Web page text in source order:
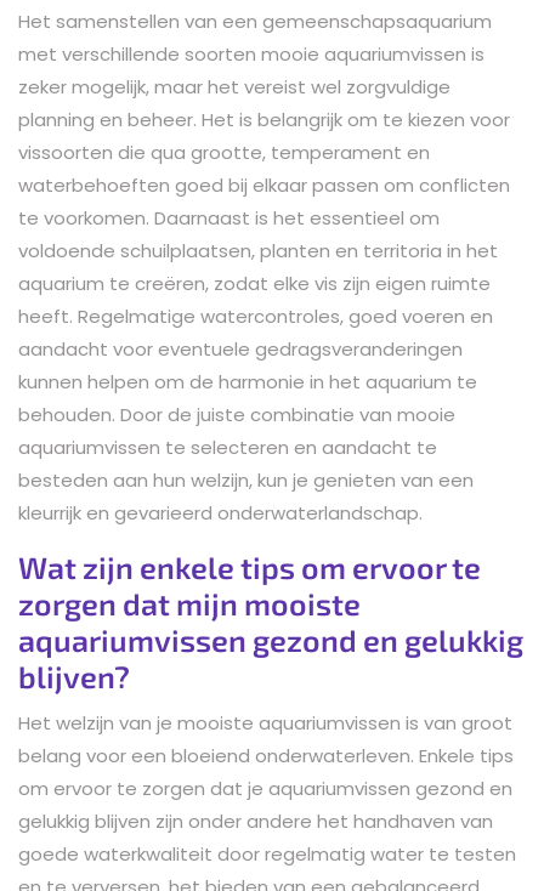
Het samenstellen van een gemeenschapsaquarium
met verschillende soorten mooie aquariumvissen is
zeker mogelijk, maar het vereist wel zorgvuldige
planning en beheer. Het is belangrijk om te kiezen voor
vissoorten die qua grootte, temperament en
waterbehoeften goed bij elkaar passen om conflicten
te voorkomen. Daarnaast is het essentieel om
voldoende schuilplaatsen, planten en territoria in het
aquarium te creëren, zodat elke vis zijn eigen ruimte
heeft. Regelmatige watercontroles, goed voeren en
aandacht voor eventuele gedragsveranderingen
kunnen helpen om de harmonie in het aquarium te
behouden. Door de juiste combinatie van mooie
aquariumvissen te selecteren en aandacht te
besteden aan hun welzijn, kun je genieten van een
kleurrijk en gevarieerd onderwaterlandschap.
Wat zijn enkele tips om ervoor te
zorgen dat mijn mooiste
aquariumvissen gezond en gelukkig
blijven?
Het welzijn van je mooiste aquariumvissen is van groot
belang voor een bloeiend onderwaterleven. Enkele tips
om ervoor te zorgen dat je aquariumvissen gezond en
gelukkig blijven zijn onder andere het handhaven van
goede waterkwaliteit door regelmatig water te testen